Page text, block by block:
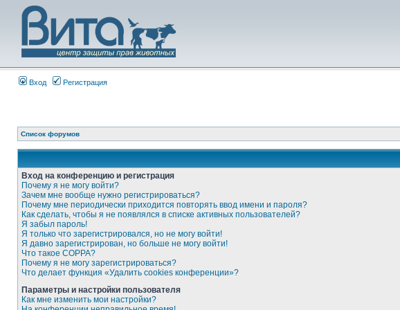
Вход Регистрация
Список форумов
Вход на конференцию и регистрация
Почему я не могу войти?
Зачем мне вообще нужно регистрироваться?
Почему мне периодически приходится повторять ввод имени и пароля?
Как сделать, чтобы я не появлялся в списке активных пользователей?
Я забыл пароль!
Я только что зарегистрировался, но не могу войти!
Я давно зарегистрирован, но больше не могу войти!
Что такое COPPA?
Почему я не могу зарегистрироваться?
Что делает функция «Удалить cookies конференции»?
Параметры и настройки пользователя
Как мне изменить мои настройки?